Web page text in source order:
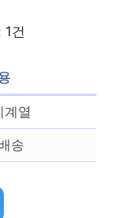
건
계열
송